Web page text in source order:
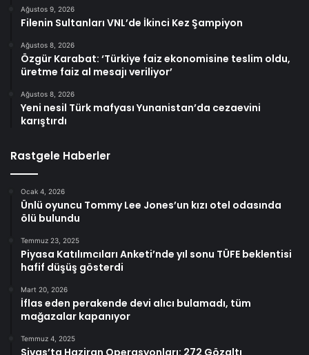
Ağustos 9, 2026
Filenin Sultanları VNL’de İkinci Kez Şampiyon
Ağustos 8, 2026
Özgür Karabat: ‘Türkiye faiz ekonomisine teslim oldu,
üretme faiz al mesajı veriliyor’
Ağustos 8, 2026
Yeni nesil Türk mafyası Yunanistan’da cezaevini
karıştırdı
Rastgele Haberler
Ocak 4, 2026
Ünlü oyuncu Tommy Lee Jones’un kızı otel odasında
ölü bulundu
Temmuz 23, 2025
Piyasa Katılımcıları Anketi’nde yıl sonu TÜFE beklentisi
hafif düşüş gösterdi
Mart 20, 2026
İflas eden perakende devi alıcı bulamadı, tüm
mağazalar kapanıyor
Temmuz 4, 2025